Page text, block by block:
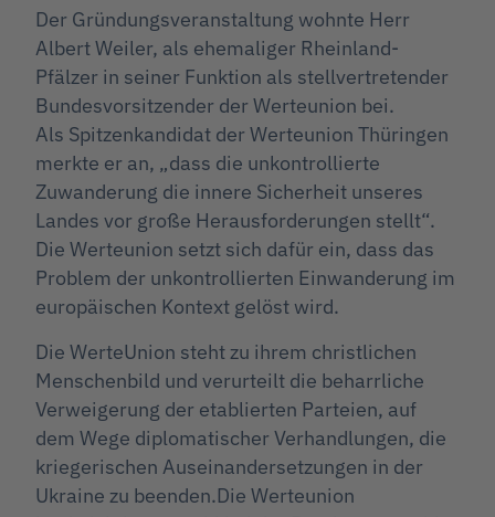
Der Gründungsveranstaltung wohnte Herr
Albert Weiler, als ehemaliger Rheinland-
Pfälzer in seiner Funktion als stellvertretender
Bundesvorsitzender der Werteunion bei.
Als Spitzenkandidat der Werteunion Thüringen
merkte er an, „dass die unkontrollierte
Zuwanderung die innere Sicherheit unseres
Landes vor große Herausforderungen stellt“.
Die Werteunion setzt sich dafür ein, dass das
Problem der unkontrollierten Einwanderung im
europäischen Kontext gelöst wird.
Die WerteUnion steht zu ihrem christlichen
Menschenbild und verurteilt die beharrliche
Verweigerung der etablierten Parteien, auf
dem Wege diplomatischer Verhandlungen, die
kriegerischen Auseinandersetzungen in der
Ukraine zu beenden.Die Werteunion